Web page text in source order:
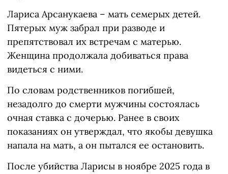
Лариса Арсанукаева – мать семерых детей.
Пятерых муж забрал при разводе и
препятствовал их встречам с матерью.
Женщина продолжала добиваться права
видеться с ними.
По словам родственников погибшей,
незадолго до смерти мужчины состоялась
очная ставка с дочерью. Ранее в своих
показаниях он утверждал, что якобы девушка
напала на мать, а он пытался ее остановить.
После убийства Ларисы в ноябре 2025 года в